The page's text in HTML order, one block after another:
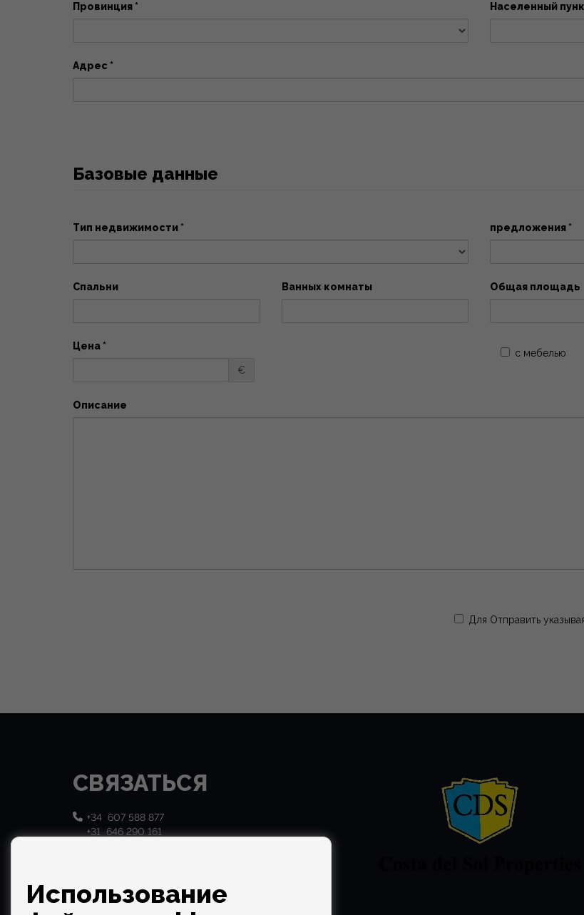
Провинция * Населенный
Адрес *
Базовые данные
Тип недвижимости * предложения *
Спальни Ванных комнаты Общая площадь
Цена *
€
с мебелью
Описание
Для Отправить
СВЯЗАТЬСЯ
+34 607 588 877
+31 646 290 161
Использование